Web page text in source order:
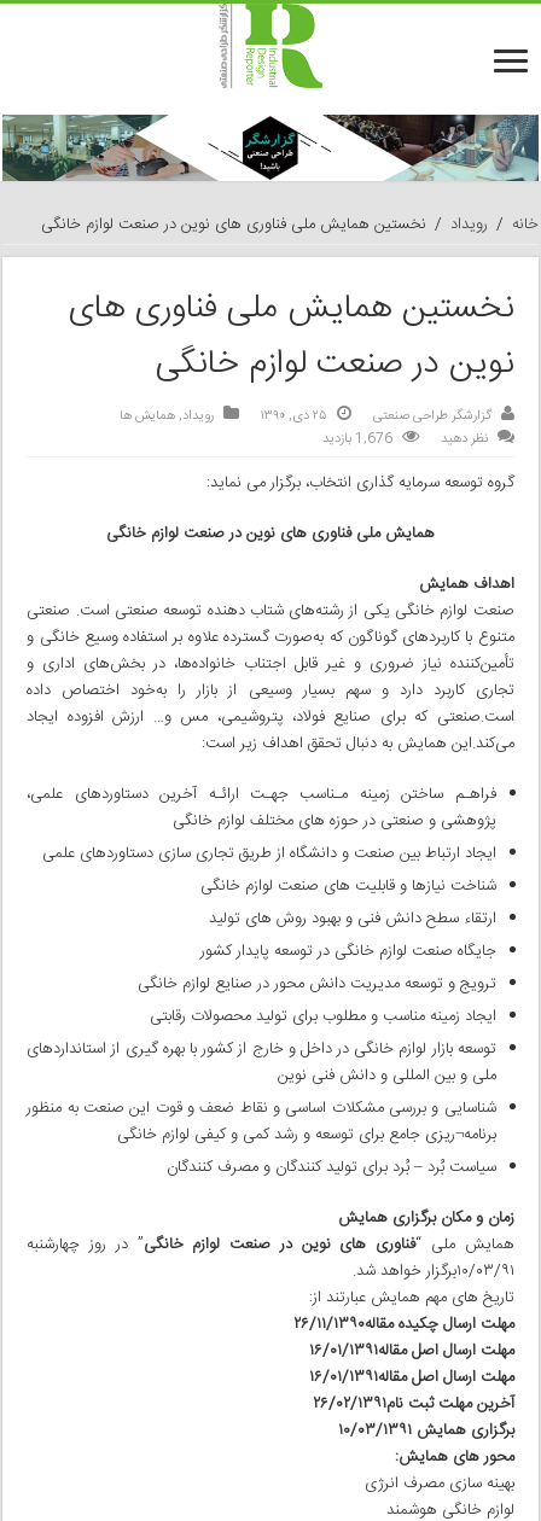
خانه / رویداد / نخستین همایش ملی فناوری های نوین در صنعت لوازم خانگی
نخستین همایش ملی فناوری های
نوین در صنعت لوازم خانگی
گزارشگر طراحی صنعتی ۲۵ دی, ۱۳۹۰ رویداد,همایش ها
نظر دهید
1,676 بازدید
گروه توسعه سرمایه گذاری انتخاب، برگزار می نماید:
همایش ملی فناوری های نوین در صنعت لوازم خانگی
اهداف همایش
صنعت لوازم خانگی یکی از رشته‌های شتاب دهنده توسعه صنعتی است. صنعتی
متنوع با کاربرد‌های گوناگون که به‌صورت گسترده علاوه بر استفاده وسیع خانگی و
تأمین‌کننده نیاز ضروری و غیر قابل اجتناب خانواده‌ها، در بخش‌های اداری و
تجاری کاربرد دارد و سهم بسیار وسیعی از بازار را به‌خود اختصاص داده
است.صنعتی که برای صنایع فولاد، پتروشیمی، مس و… ارزش افزوده ایجاد
می‌کند.این همایش به دنبال تحقق اهداف زیر است:
فراهـم ساختن زمینه مـناسب جهـت ارائـه آخرین دستاوردهای علمی،
پژوهشی و صنعتی در حوزه های مختلف لوازم خانگی
ایجاد ارتباط بین صنعت و دانشگاه از طریق تجاری سازی دستاوردهای علمی
شناخت نیازها و قابلیت های صنعت لوازم خانگی
ارتقاء سطح دانش فنی و بهبود روش های تولید
جایگاه صنعت لوازم خانگی در توسعه پایدار کشور
ترویج و توسعه مدیریت دانش محور در صنایع لوازم خانگی
ایجاد زمینه مناسب و مطلوب برای تولید محصولات رقابتی
توسعه بازار لوازم خانگی در داخل و خارج از کشور با بهره گیری از استانداردهای
ملی و بین المللی و دانش فنی نوین
شناسایی و بررسی مشکلات اساسی و نقاط ضعف و قوت این صنعت به منظور
برنامه¬ریزی جامع برای توسعه و رشد کمی و کیفی لوازم خانگی
سیاست بُرد – بُرد برای تولید کنندگان و مصرف کنندگان
زمان و مکان برگزاری همایش
همایش ملی “فناوری های نوین در صنعت لوازم خانگی” در روز چهارشنبه
۱۰/۰۳/۹۱برگزار خواهد شد.
تاریخ های مهم همایش عبارتند از:
مهلت ارسال چکیده مقاله۲۶/۱۱/۱۳۹۰
مهلت ارسال اصل مقاله۱۶/۰۱/۱۳۹۱
مهلت ارسال اصل مقاله۱۶/۰۱/۱۳۹۱
آخرین مهلت ثبت نام۲۶/۰۲/۱۳۹۱
برگزاری همایش ۱۰/۰۳/۱۳۹۱
محور های همایش:
بهینه سازی مصرف انرژی
لوازم خانگی هوشمند